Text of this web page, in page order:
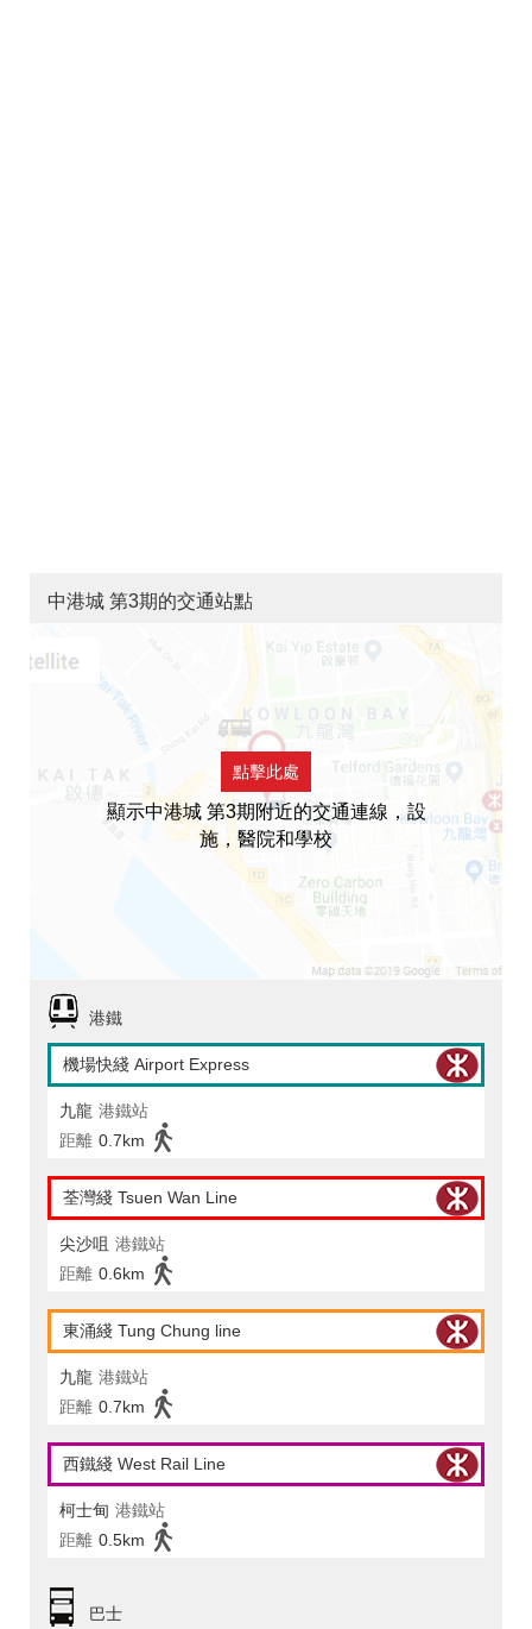
中港城 第3期的交通站點
點擊此處
顯示中港城 第3期附近的交通連線，設
施，醫院和學校
港鐵
機場快綫 Airport Express
九龍 港鐵站
距離 0.7km
荃灣綫 Tsuen Wan Line
尖沙咀 港鐵站
距離 0.6km
東涌綫 Tung Chung line
九龍 港鐵站
距離 0.7km
西鐵綫 West Rail Line
柯士甸 港鐵站
距離 0.5km
巴士